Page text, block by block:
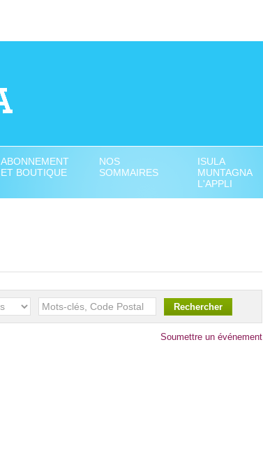
ABONNEMENT
ET BOUTIQUE
NOS
SOMMAIRES
ISULA
MUNTAGNA
L'APPLI
Soumettre un événement